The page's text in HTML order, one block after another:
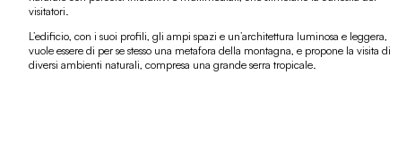
visitatori.
L’edificio, con i suoi profili, gli ampi spazi e un’architettura luminosa e leggera,
vuole essere di per se stesso una metafora della montagna, e propone la visita di
diversi ambienti naturali, compresa una grande serra tropicale.